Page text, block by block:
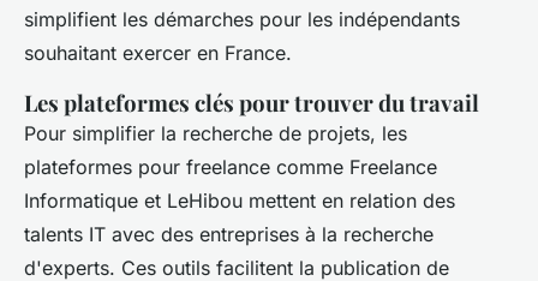
simplifient les démarches pour les indépendants
souhaitant exercer en France.
Les plateformes clés pour trouver du travail
Pour simplifier la recherche de projets, les
plateformes pour freelance comme Freelance
Informatique et LeHibou mettent en relation des
talents IT avec des entreprises à la recherche
d'experts. Ces outils facilitent la publication de